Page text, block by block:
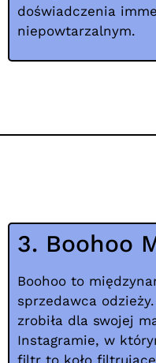
doświadczenia
niepowtarzalnym.
3. Boohoo
Boohoo to
sprzedawca
zrobiła dla swojej
Instagramie, w
filtr to koło filtrujące